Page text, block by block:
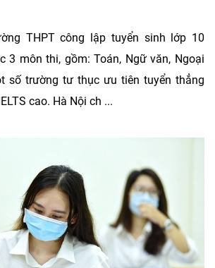
THPT công lập tuyển sinh lớp 10
3 môn thi, gồm: Toán, Ngữ văn, Ngoại
số trường tư thục ưu tiên tuyển thẳng
cao. Hà Nội ch ...